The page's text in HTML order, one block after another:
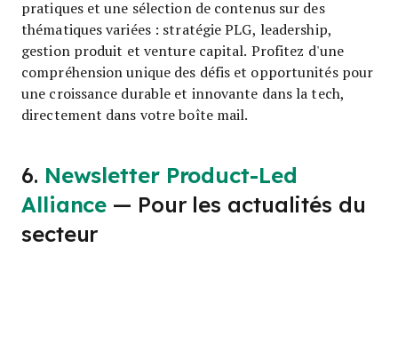
pratiques et une sélection de contenus sur des
thématiques variées : stratégie PLG, leadership,
gestion produit et venture capital. Profitez d'une
compréhension unique des défis et opportunités pour
une croissance durable et innovante dans la tech,
directement dans votre boîte mail.
6. Newsletter Product-Led
Alliance — Pour les actualités du
secteur